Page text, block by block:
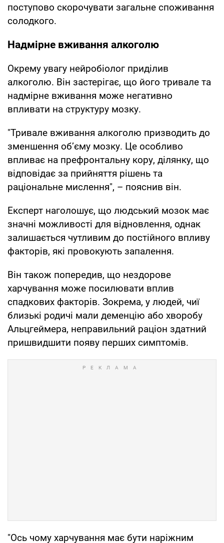
поступово скорочувати загальне споживання
солодкого.
Надмірне вживання алкоголю
Окрему увагу нейробіолог приділив
алкоголю. Він застерігає, що його тривале та
надмірне вживання може негативно
впливати на структуру мозку.
"Тривале вживання алкоголю призводить до
зменшення об’єму мозку. Це особливо
впливає на префронтальну кору, ділянку, що
відповідає за прийняття рішень та
раціональне мислення", – пояснив він.
Експерт наголошує, що людський мозок має
значні можливості для відновлення, однак
залишається чутливим до постійного впливу
факторів, які провокують запалення.
Він також попередив, що нездорове
харчування може посилювати вплив
спадкових факторів. Зокрема, у людей, чиї
близькі родичі мали деменцію або хворобу
Альцгеймера, неправильний раціон здатний
пришвидшити появу перших симптомів.
"Ось чому харчування має бути наріжним